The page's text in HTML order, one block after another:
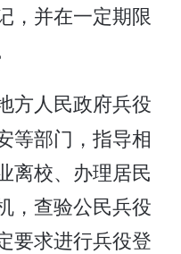
，并在一定期限
方人民政府兵役
等部门，指导相
离校、办理居民
，查验公民兵役
要求进行兵役登